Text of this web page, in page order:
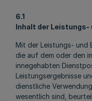
6.1
Inhalt der Leistungs-
Mit der Leistungs- und
die auf dem oder den
innegehabten
Leistungsergebnisse
dienstliche
wesentlich sind,